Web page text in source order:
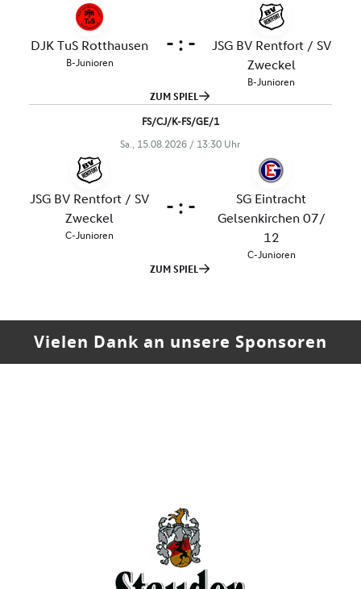
Vielen Dank an unsere Sponsoren